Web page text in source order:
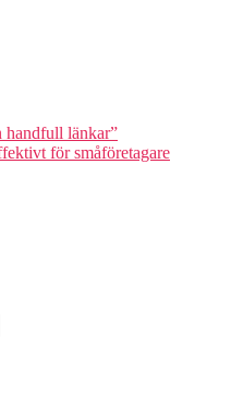
handfull länkar”
för småföretagare